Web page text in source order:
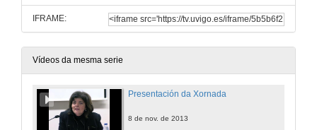
IFRAME:
Vídeos da mesma serie
Presentación da Xornada
8 de nov. de 2013